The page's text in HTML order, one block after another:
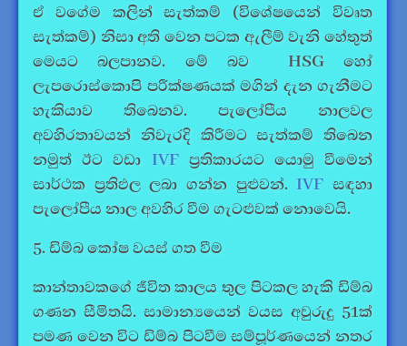
ඒ වගේම කලින් සැත්කම් (විශේෂයෙන් විවෘත
සැත්කම්) නිසා අති වෙන පටක ඇලීම් වැනි හේතුත්
මෙයට බලපානව. මේ බව HSG හෝ
ලැපරොස්කොපි පරීක්ෂණයක් මගින් දැන ගැනීමට
හැකියාව තිබෙනව. පැලෝපීය නාලවල
අවහිරතාවයන් නිවැරදි කිරීමට සැත්කම් තිබෙන
නමුත් ඊට වඩා IVF ප්‍රතිකාරයට යොමු වීමෙන්
සාර්ථක ප්‍රතිඵල ලබා ගන්න පුළුවන්.IVF සඳහා
පැලෝපීය නාල අවහිර වීම ගැටළුවක් නොවෙයි.
5. ඩිම්බ කෝෂ වයස් ගත වීම
කාන්තාවකගේ ජීවිත කාලය තුල පිටකල හැකි ඩිම්බ
ගණන සීමිතයි. සාමාන්‍යයෙන් වයස අවුරුදු 51ක්
පමණ වෙන විට ඩිම්බ පිටවීම සම්පූර්ණයෙන් නතර